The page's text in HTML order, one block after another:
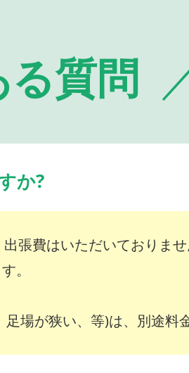
質問
か?
張費はいただいておりませ
。
場が狭い、等)は、別途料